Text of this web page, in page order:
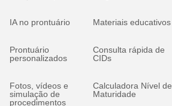
IA no prontuário
Prontuário
personalizados
Fotos, vídeos e
simulação de
procedimentos
Materiais educativos
Consulta rápida de
CIDs
Calculadora Nível de
Maturidade